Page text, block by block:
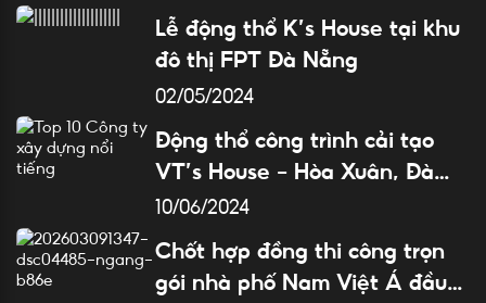
Trong Kiến Trúc”
Lễ động thổ K’s House tại khu
đô thị FPT Đà Nẵng
02/05/2024
Động thổ công trình cải tạo
VT’s House – Hòa Xuân, Đà
Nẵng
10/06/2024
Chốt hợp đồng thi công trọn
gói nhà phố Nam Việt Á đầu